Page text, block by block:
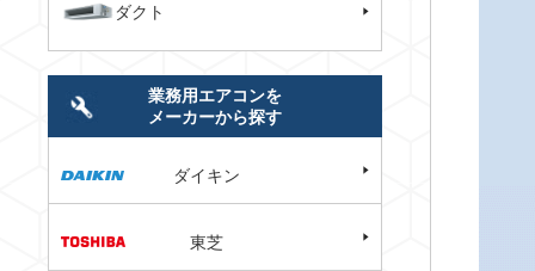
ダクト
業務用エアコンを
メーカーから探す
ダイキン
東芝